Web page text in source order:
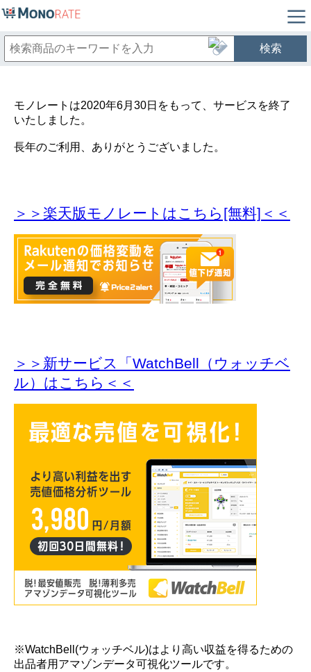
検索
モノレートは2020年6月30日をもって、サービスを終了
いたしました。
長年のご利用、ありがとうございました。
＞＞楽天版モノレートはこちら[無料]＜＜
＞＞新サービス「WatchBell（ウォッチベ
ル）はこちら＜＜
※WatchBell(ウォッチベル)はより高い収益を得るための
出品者用アマゾンデータ可視化ツールです。